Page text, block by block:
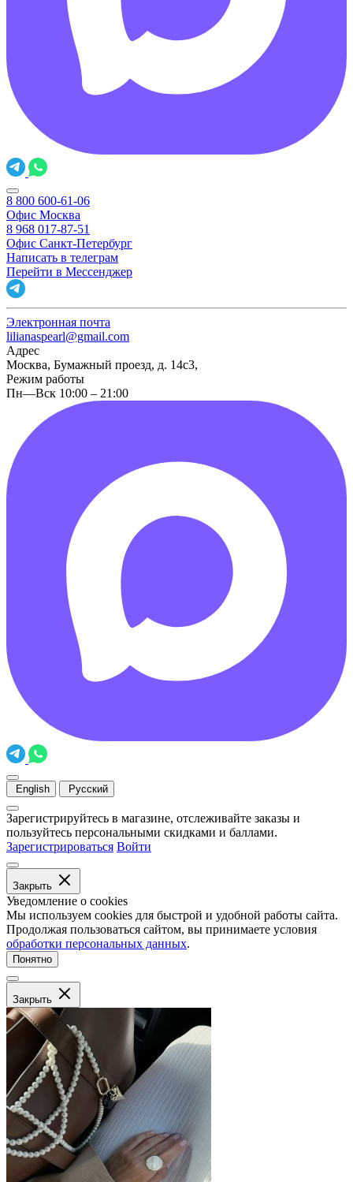
8 800 600-61-06
Офис Москва
8 968 017-87-51
Офис Санкт-Петербург
Написать в телеграм
Перейти в Мессенджер
Электронная почта
lilianaspearl@gmail.com
Адрес
Москва, Бумажный проезд, д. 14с3,
Режим работы
Пн—Вск 10:00 – 21:00
English Русский
Зарегистрируйтесь в магазине, отслеживайте заказы и
пользуйтесь персональными скидками и баллами.
Зарегистрироваться Войти
Закрыть
Уведомление о cookies
Мы используем cookies для быстрой и удобной работы сайта.
Продолжая пользоваться сайтом, вы принимаете условия
обработки персональных данных.
Понятно
Закрыть